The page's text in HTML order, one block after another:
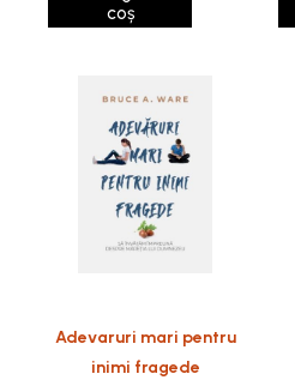
coș
Adevaruri mari pentru
inimi fragede